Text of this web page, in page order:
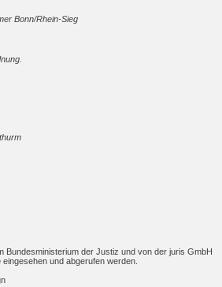
Bonn/Rhein-Sieg
Bundesministerium der Justiz und von der juris GmbH
eingesehen und abgerufen werden.